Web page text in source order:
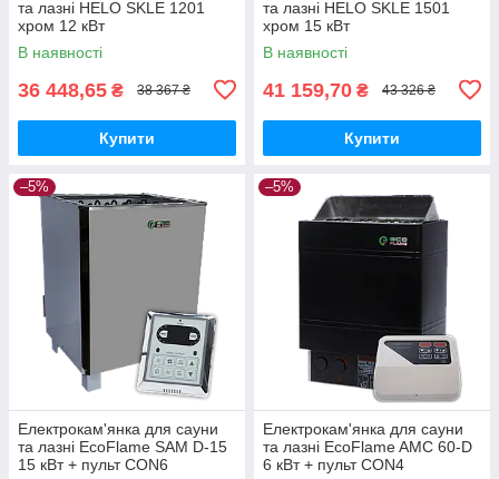
та лазні HELO SKLE 1201
хром 12 кВт
В наявності
36 448,65 ₴ 38 367 ₴
Купити
та лазні HELO SKLE 1501
хром 15 кВт
В наявності
41 159,70 ₴ 43 326 ₴
Купити
–5%
Електрокам'янка для сауни
та лазні EcoFlame SAM D-15
15 кВт + пульт CON6
–5%
Електрокам'янка для сауни
та лазні EcoFlame AMC 60-D
6 кВт + пульт CON4